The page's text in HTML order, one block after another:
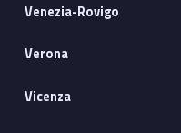
Venezia-Rovigo
Verona
Vicenza